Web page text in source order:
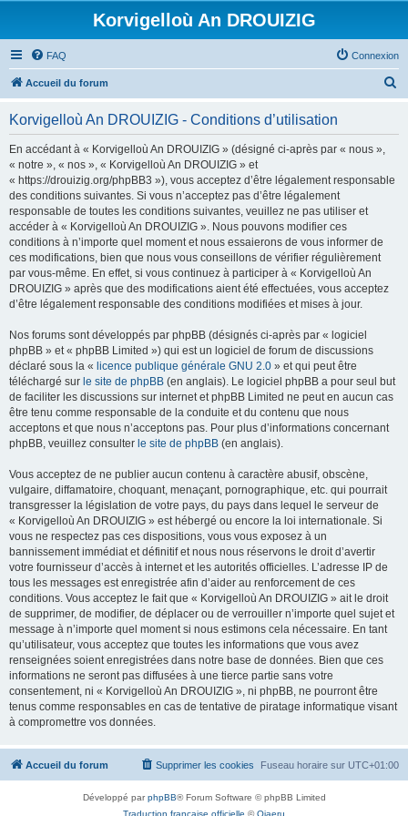
Korvigelloù An DROUIZIG
FAQ Connexion
Accueil du forum
Korvigelloù An DROUIZIG - Conditions d’utilisation
En accédant à « Korvigelloù An DROUIZIG » (désigné ci-après par « nous »,
« notre », « nos », « Korvigelloù An DROUIZIG » et
« https://drouizig.org/phpBB3 »), vous acceptez d’être légalement responsable
des conditions suivantes. Si vous n’acceptez pas d’être légalement
responsable de toutes les conditions suivantes, veuillez ne pas utiliser et
accéder à « Korvigelloù An DROUIZIG ». Nous pouvons modifier ces
conditions à n’importe quel moment et nous essaierons de vous informer de
ces modifications, bien que nous vous conseillons de vérifier régulièrement
par vous-même. En effet, si vous continuez à participer à « Korvigelloù An
DROUIZIG » après que des modifications aient été effectuées, vous acceptez
d’être légalement responsable des conditions modifiées et mises à jour.
Nos forums sont développés par phpBB (désignés ci-après par « logiciel
phpBB » et « phpBB Limited ») qui est un logiciel de forum de discussions
déclaré sous la « licence publique générale GNU 2.0 » et qui peut être
téléchargé sur le site de phpBB (en anglais). Le logiciel phpBB a pour seul but
de faciliter les discussions sur internet et phpBB Limited ne peut en aucun cas
être tenu comme responsable de la conduite et du contenu que nous
acceptons et que nous n’acceptons pas. Pour plus d’informations concernant
phpBB, veuillez consulter le site de phpBB (en anglais).
Vous acceptez de ne publier aucun contenu à caractère abusif, obscène,
vulgaire, diffamatoire, choquant, menaçant, pornographique, etc. qui pourrait
transgresser la législation de votre pays, du pays dans lequel le serveur de
« Korvigelloù An DROUIZIG » est hébergé ou encore la loi internationale. Si
vous ne respectez pas ces dispositions, vous vous exposez à un
bannissement immédiat et définitif et nous nous réservons le droit d’avertir
votre fournisseur d’accès à internet et les autorités officielles. L’adresse IP de
tous les messages est enregistrée afin d’aider au renforcement de ces
conditions. Vous acceptez le fait que « Korvigelloù An DROUIZIG » ait le droit
de supprimer, de modifier, de déplacer ou de verrouiller n’importe quel sujet et
message à n’importe quel moment si nous estimons cela nécessaire. En tant
qu’utilisateur, vous acceptez que toutes les informations que vous avez
renseignées soient enregistrées dans notre base de données. Bien que ces
informations ne seront pas diffusées à une tierce partie sans votre
consentement, ni « Korvigelloù An DROUIZIG », ni phpBB, ne pourront être
tenus comme responsables en cas de tentative de piratage informatique visant
à compromettre vos données.
Accueil du forum Fuseau horaire sur UTC+01:00
Supprimer les cookies
Développé parphpBB® Forum Software © phpBB Limited
Traduction française officielle ©Qiaeru